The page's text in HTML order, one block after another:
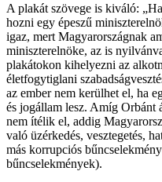
A plakát szövege is kiváló:
hozni egy épeszű
igaz, mert Magyarországnak
miniszterelnöke, az is
plakátokon kihelyezni az
életfogytiglani
az ember nem kerülhet el, ha
és jogállam lesz. Amíg Orbánt
nem ítélik el, addig
való üzérkedés, vesztegetés,
más korrupciós
bűncselekmények).